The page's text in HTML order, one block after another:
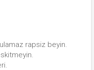
rapsiz beyin.